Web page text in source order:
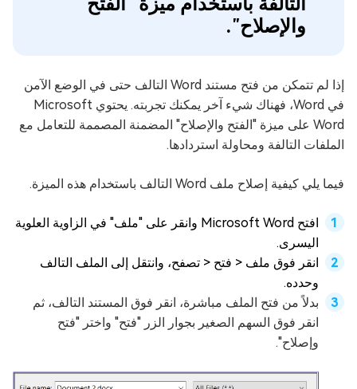
والإصلاح".
إذا لم تتمكن من فتح مستند Word التالف حتى في الوضع الآمن
في Word، فهناك شيء آخر يمكنك تجربته. يحتوي Microsoft
Word على ميزة "الفتح والإصلاح" المضمنة المصممة للتعامل مع
الملفات التالفة ومحاولة استردادها.
فيما يلي كيفية إصلاح ملف Word التالف باستخدام هذه الميزة.
افتح Microsoft Word وانقر على "ملف" في الزاوية العلوية
اليسرى.
انقر فوق ملف < فتح < تصفح، وانتقل إلى الملف التالف
وحدده.
بدلاً من فتح الملف مباشرة، انقر فوق المستند التالف، ثم
انقر فوق السهم الصغير بجوار الزر "فتح" واختر "فتح
وإصلاح".